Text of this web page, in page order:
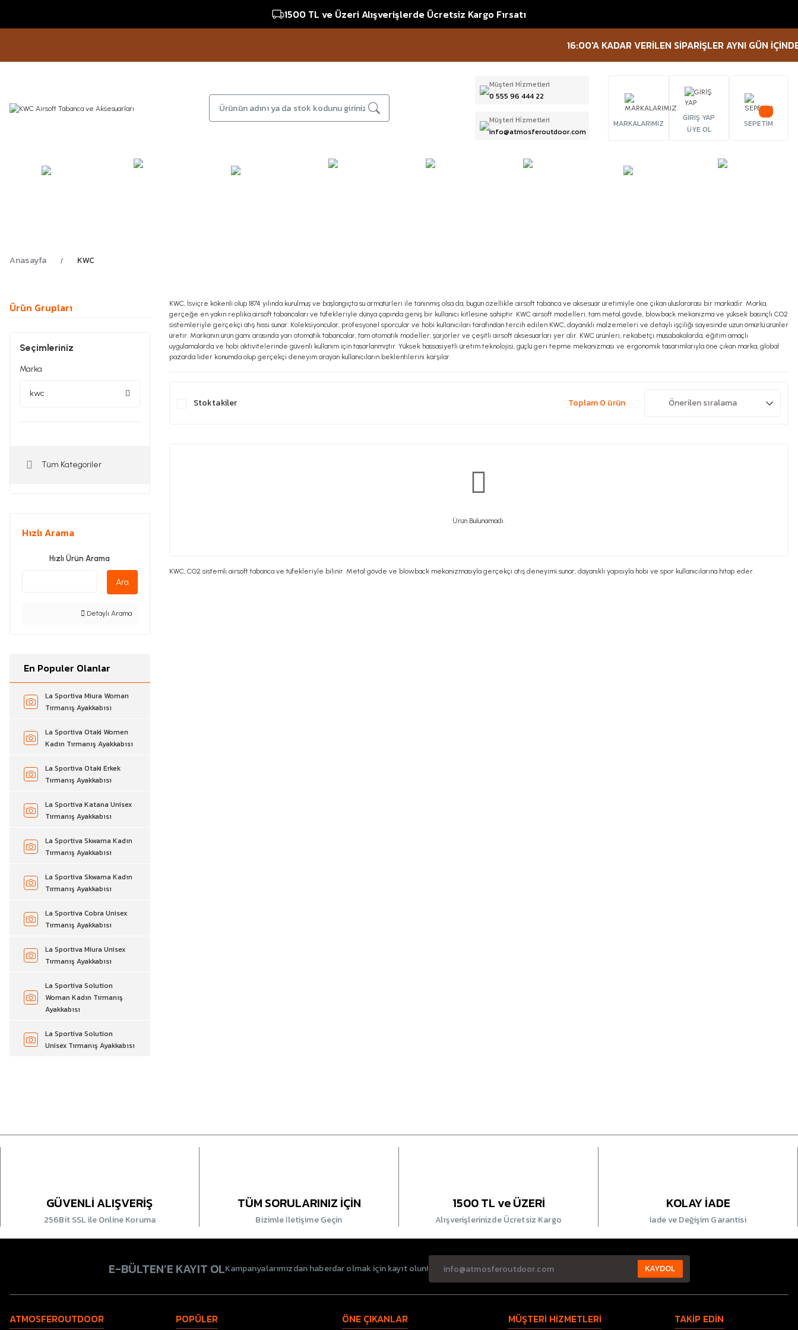
1500 TL ve Üzeri Alışverişlerde Ücretsiz Kargo Fırsatı
16:00'A KADAR VERİLEN SİPARİŞLER AYNI GÜN İÇİNDE
Müşteri Hi̇zmetleri
0 555 96 444 22
Müşteri Hi̇zmetleri
info@atmosferoutdoor.com
MARKALARIMIZ
GİRİŞ YAP
ÜYE OL
SEPETİM
Anasayfa KWC
Ürün Grupları
Seçimleriniz
Marka
kwc
Tüm Kategoriler
Hızlı Arama
Hızlı Ürün Arama
Ara
Detaylı Arama
En Populer Olanlar
La Sportiva Miura Woman
Tırmanış Ayakkabısı
La Sportiva Otaki Women
Kadın Tırmanış Ayakkabısı
La Sportiva Otaki Erkek
Tırmanış Ayakkabısı
La Sportiva Katana Unisex
Tırmanış Ayakkabısı
La Sportiva Skwama Kadın
Tırmanış Ayakkabısı
La Sportiva Skwama Kadın
Tırmanış Ayakkabısı
La Sportiva Cobra Unisex
Tırmanış Ayakkabısı
La Sportiva Miura Unisex
Tırmanış Ayakkabısı
La Sportiva Solution
Woman Kadın Tırmanış
Ayakkabısı
La Sportiva Solution
Unisex Tırmanış Ayakkabısı
KWC, İsviçre kökenli olup 1874 yılında kurulmuş ve başlangıçta su armatürleri ile tanınmış olsa da, bugün özellikle airsoft tabanca ve aksesuar üretimiyle öne çıkan uluslararası bir markadır. Marka,
gerçeğe en yakın replika airsoft tabancaları ve tüfekleriyle dünya çapında geniş bir kullanıcı kitlesine sahiptir. KWC airsoft modelleri, tam metal gövde, blowback mekanizma ve yüksek basınçlı CO2
sistemleriyle gerçekçi atış hissi sunar. Koleksiyoncular, profesyonel sporcular ve hobi kullanıcıları tarafından tercih edilen KWC, dayanıklı malzemeleri ve detaylı işçiliği sayesinde uzun ömürlü ürünler
üretir. Markanın ürün gamı arasında yarı otomatik tabancalar, tam otomatik modeller, şarjörler ve çeşitli airsoft aksesuarları yer alır. KWC ürünleri, rekabetçi müsabakalarda, eğitim amaçlı
uygulamalarda ve hobi aktivitelerinde güvenli kullanım için tasarlanmıştır. Yüksek hassasiyetli üretim teknolojisi, güçlü geri tepme mekanizması ve ergonomik tasarımlarıyla öne çıkan marka, global
pazarda lider konumda olup gerçekçi deneyim arayan kullanıcıların beklentilerini karşılar.
Stoktakiler Toplam 0 ürün
Ürün Bulunamadı.
KWC, CO2 sistemli airsoft tabanca ve tüfekleriyle bilinir. Metal gövde ve blowback mekanizmasıyla gerçekçi atış deneyimi sunar, dayanıklı yapısıyla hobi ve spor kullanıcılarına hitap eder.
GÜVENLİ ALIŞVERİŞ
256Bit SSL ile Online Koruma
TÜM SORULARINIZ İÇİN
Bizimle İletişime Geçin
1500 TL ve ÜZERİ
Alışverişlerinizde Ücretsiz Kargo
KOLAY İADE
İade ve Değişim Garantisi
E-BÜLTEN’E KAYIT OLKampanyalarımızdan haberdar olmak için kayıt olun! KAYDOL
ATMOSFEROUTDOOR POPÜLER ÖNE ÇIKANLAR MÜŞTERİ HİZMETLERİ TAKİP EDİN